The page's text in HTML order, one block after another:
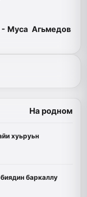
- Муса Агьмедов
На родном
хуьруьн
баркаллу